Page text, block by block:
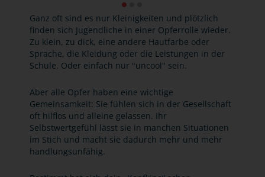
Ganz oft sind es nur Kleinigkeiten und plötzlich
finden sich Jugendliche in einer Opferrolle wieder.
Zu klein, zu dick, eine andere Hautfarbe oder
Sprache, die Kleidung oder die Leistungen in der
Schule. Oder einfach nur "uncool" sein.
Aber alle Opfer haben eine wichtige
Gemeinsamkeit: Sie fühlen sich in der Gesellschaft
oft hilflos und alleine gelassen. Ihr
Selbstwertgefühl lässt sie in manchen Situationen
im Stich und macht sie dadurch mehr und mehr
handlungsunfähig.